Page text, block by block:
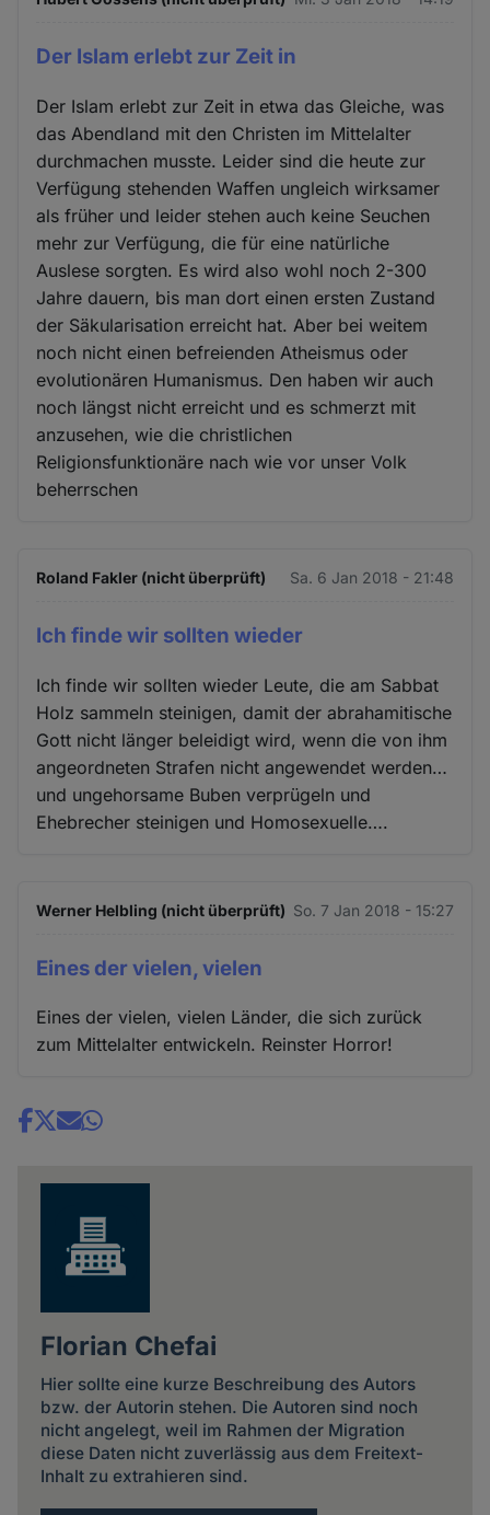
Der Islam erlebt zur Zeit in
Der Islam erlebt zur Zeit in etwa das Gleiche, was
das Abendland mit den Christen im Mittelalter
durchmachen musste. Leider sind die heute zur
Verfügung stehenden Waffen ungleich wirksamer
als früher und leider stehen auch keine Seuchen
mehr zur Verfügung, die für eine natürliche
Auslese sorgten. Es wird also wohl noch 2-300
Jahre dauern, bis man dort einen ersten Zustand
der Säkularisation erreicht hat. Aber bei weitem
noch nicht einen befreienden Atheismus oder
evolutionären Humanismus. Den haben wir auch
noch längst nicht erreicht und es schmerzt mit
anzusehen, wie die christlichen
Religionsfunktionäre nach wie vor unser Volk
beherrschen
Roland Fakler (nicht überprüft) Sa. 6 Jan 2018 - 21:48
Ich finde wir sollten wieder
Ich finde wir sollten wieder Leute, die am Sabbat
Holz sammeln steinigen, damit der abrahamitische
Gott nicht länger beleidigt wird, wenn die von ihm
angeordneten Strafen nicht angewendet werden…
und ungehorsame Buben verprügeln und
Ehebrecher steinigen und Homosexuelle….
Werner Helbling (nicht überprüft) So. 7 Jan 2018 - 15:27
Eines der vielen, vielen
Eines der vielen, vielen Länder, die sich zurück
zum Mittelalter entwickeln. Reinster Horror!
Share
Florian Chefai
Hier sollte eine kurze Beschreibung des Autors
bzw. der Autorin stehen. Die Autoren sind noch
nicht angelegt, weil im Rahmen der Migration
diese Daten nicht zuverlässig aus dem Freitext-
Inhalt zu extrahieren sind.